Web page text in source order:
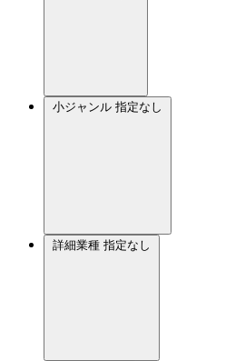
小ジャンル 指定なし
詳細業種 指定なし